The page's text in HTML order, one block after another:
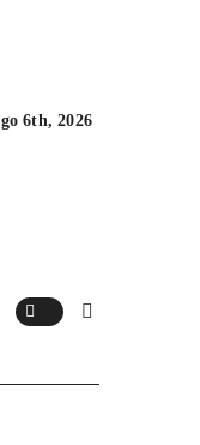
6th, 2026